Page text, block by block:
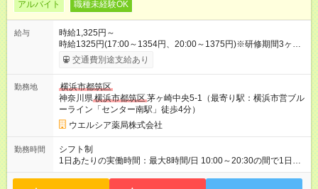
アルバイト 職種未経験OK
給与
時給1,325円～
時給1325円(17:00～1354円、20:00～1375円)※研修期間3ヶ月
以降、社内試験による更新判定あり 社内試験合格後、時給＋50
～100円の昇給あり （大学生は＋20円） 試用期間あり：入社日
期間あり 試用期間の長さ：3ヶ月 雇用形態、給与は本採用時と
同じです。
交通費別途支給あり
勤務地
横浜市都筑区
神奈川県横浜市都筑区茅ヶ崎中央5-1（最寄り駅：横浜市営ブル
ーライン「センター南駅」徒歩4分）
ウエルシア薬局株式会社
勤務時間
シフト制
1日あたりの実働時間：最大8時間/日 10:00～20:30の間で1日8
時間の勤務 ☆週3～4日の勤務 ※勤務曜日応相談 ☆未経験・無資